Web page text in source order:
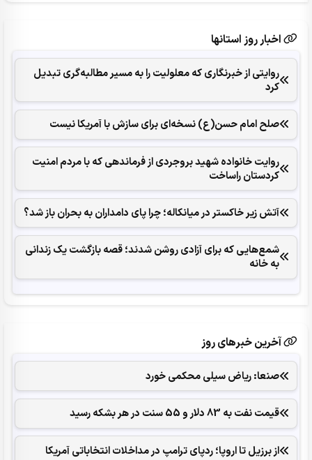
اخبار روز استانها
روایتی از خبرنگاری که معلولیت را به مسیر مطالبه‌گری تبدیل
کرد
صلح امام حسن(ع) نسخه‌ای برای سازش با آمریکا نیست
روایت خانواده شهید بروجردی از فرماندهی که با مردم امنیت
کردستان راساخت
آتش زیر خاکستر در میانکاله؛ چرا پای دامداران به بحران باز شد؟
شمع‌هایی که ‌برای آزادی روشن شدند؛ قصه بازگشت یک زندانی
به خانه
آخرین خبرهای روز
صنعا: ریاض سیلی محکمی خورد
قیمت نفت به 83 دلار و 55 سنت در هر بشکه رسید
از برزیل تا اروپا؛ ردپای ترامپ در مداخلات انتخاباتی آمریکا